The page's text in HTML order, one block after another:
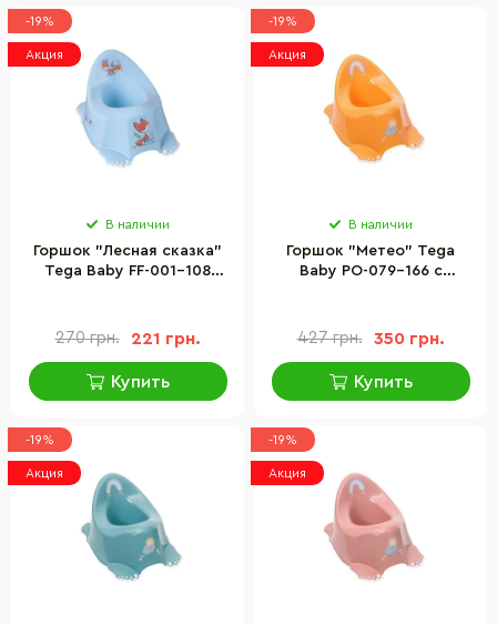
-19%
Акция
В наличии
Горшок "Лесная сказка"
Tega Baby FF-001-108
270 грн. 221 грн.
Купить
-19%
Акция
В наличии
Горшок "Метео" Tega
Baby PO-079-166 с
427 грн. 350 грн.
Купить
-19%
Акция
-19%
Акция